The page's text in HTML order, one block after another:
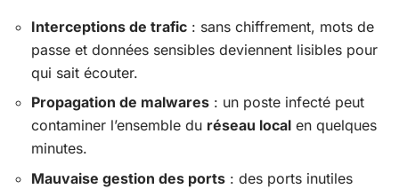
Interceptions de trafic : sans chiffrement, mots de
passe et données sensibles deviennent lisibles pour
qui sait écouter.
Propagation de malwares : un poste infecté peut
contaminer l’ensemble du réseau local en quelques
minutes.
Mauvaise gestion des ports : des ports inutiles